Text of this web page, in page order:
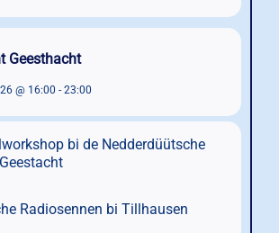
Geesthacht
@ 16:00 - 23:00
bi de Nedderdüütsche
Radiosennen bi Tillhausen